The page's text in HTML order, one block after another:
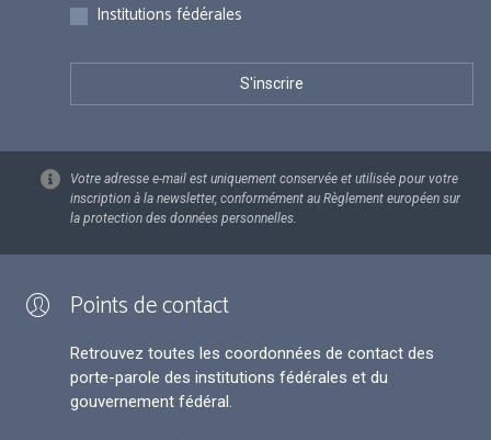
Institutions fédérales
Votre adresse e-mail est uniquement conservée et utilisée pour votre
inscription à la newsletter, conformément au Règlement européen sur
la protection des données personnelles.
Points de contact
Retrouvez toutes les coordonnées de contact des
porte-parole des institutions fédérales et du
gouvernement fédéral.